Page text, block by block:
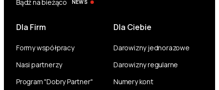
Bądź na bieżąco NEWS
Dla Firm
Formy współpracy
Nasi partnerzy
Program "Dobry Partner"
Dla Ciebie
Darowizny jednorazowe
Darowizny regularne
Numery kont